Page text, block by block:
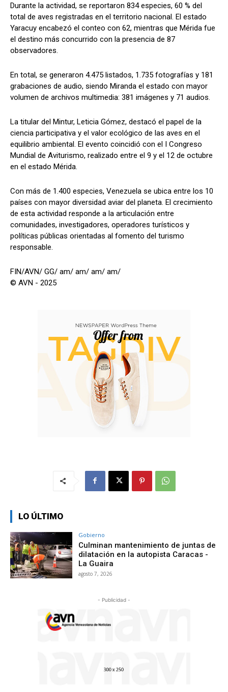
Durante la actividad, se reportaron 834 especies, 60 % del
total de aves registradas en el territorio nacional. El estado
Yaracuy encabezó el conteo con 62, mientras que Mérida fue
el destino más concurrido con la presencia de 87
observadores.
En total, se generaron 4.475 listados, 1.735 fotografías y 181
grabaciones de audio, siendo Miranda el estado con mayor
volumen de archivos multimedia: 381 imágenes y 71 audios.
La titular del Mintur, Leticia Gómez, destacó el papel de la
ciencia participativa y el valor ecológico de las aves en el
equilibrio ambiental. El evento coincidió con el I Congreso
Mundial de Aviturismo, realizado entre el 9 y el 12 de octubre
en el estado Mérida.
Con más de 1.400 especies, Venezuela se ubica entre los 10
países con mayor diversidad aviar del planeta. El crecimiento
de esta actividad responde a la articulación entre
comunidades, investigadores, operadores turísticos y
políticas públicas orientadas al fomento del turismo
responsable.
FIN/AVN/ GG/ am/ am/ am/ am/
© AVN - 2025
LO ÚLTIMO
Gobierno
Culminan mantenimiento de juntas de
dilatación en la autopista Caracas -
La Guaira
agosto 7, 2026
- Publicidad -